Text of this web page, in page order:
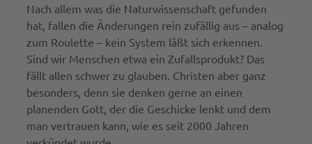
Nach allem was die Naturwissenschaft gefunden
hat, fallen die Änderungen rein zufällig aus – analog
zum Roulette – kein System läßt sich erkennen.
Sind wir Menschen etwa ein Zufallsprodukt? Das
fällt allen schwer zu glauben. Christen aber ganz
besonders, denn sie denken gerne an einen
planenden Gott, der die Geschicke lenkt und dem
man vertrauen kann, wie es seit 2000 Jahren